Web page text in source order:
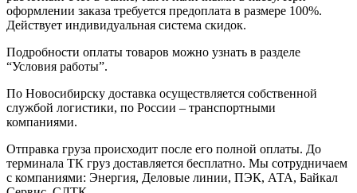
оформлении заказа требуется предоплата в размере 100%.
Действует индивидуальная система скидок.
Подробности оплаты товаров можно узнать в разделе
“Условия работы”.
По Новосибирску доставка осуществляется собственной
службой логистики, по России – транспортными
компаниями.
Отправка груза происходит после его полной оплаты. До
терминала ТК груз доставляется бесплатно. Мы сотрудничаем
с компаниями: Энергия, Деловые линии, ПЭК, АТА, Байкал